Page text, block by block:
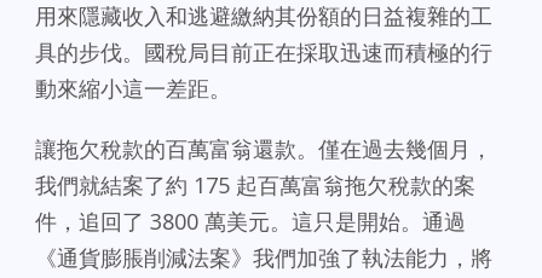
用來隱藏收入和逃避繳納其份額的日益複雜的工
具的步伐。國稅局目前正在採取迅速而積極的行
動來縮小這一差距。
讓拖欠稅款的百萬富翁還款。僅在過去幾個月，
我們就結案了約 175 起百萬富翁拖欠稅款的案
件，追回了 3800 萬美元。這只是開始。通過
《通貨膨脹削減法案》我們加強了執法能力，將